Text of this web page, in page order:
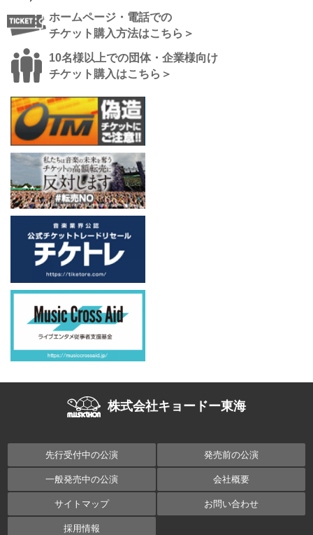
ホームページ・電話での
チケット購入方法はこちら＞
10名様以上での団体・企業様向け
チケット購入はこちら＞
株式会社キョードー東海
先行受付中の公演 発売前の公演
一般発売中の公演 会社概要
サイトマップ お問い合わせ
採用情報